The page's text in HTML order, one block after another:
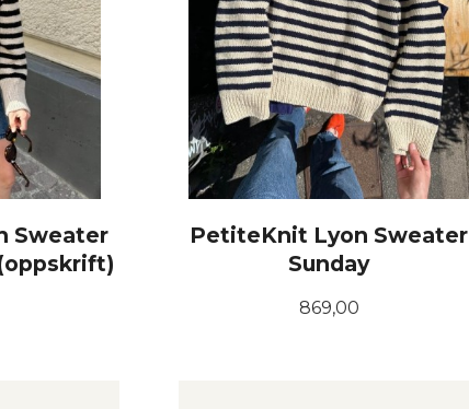
Sweater
PetiteKnit Lyon Sweater
Sunday
Pris
869,00